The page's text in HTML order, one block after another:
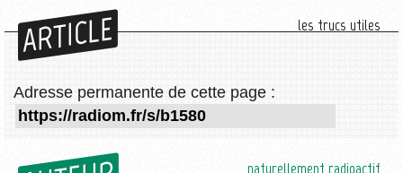
ARTICLE les trucs utiles
Adresse permanente de cette page :
naturellement radioactif